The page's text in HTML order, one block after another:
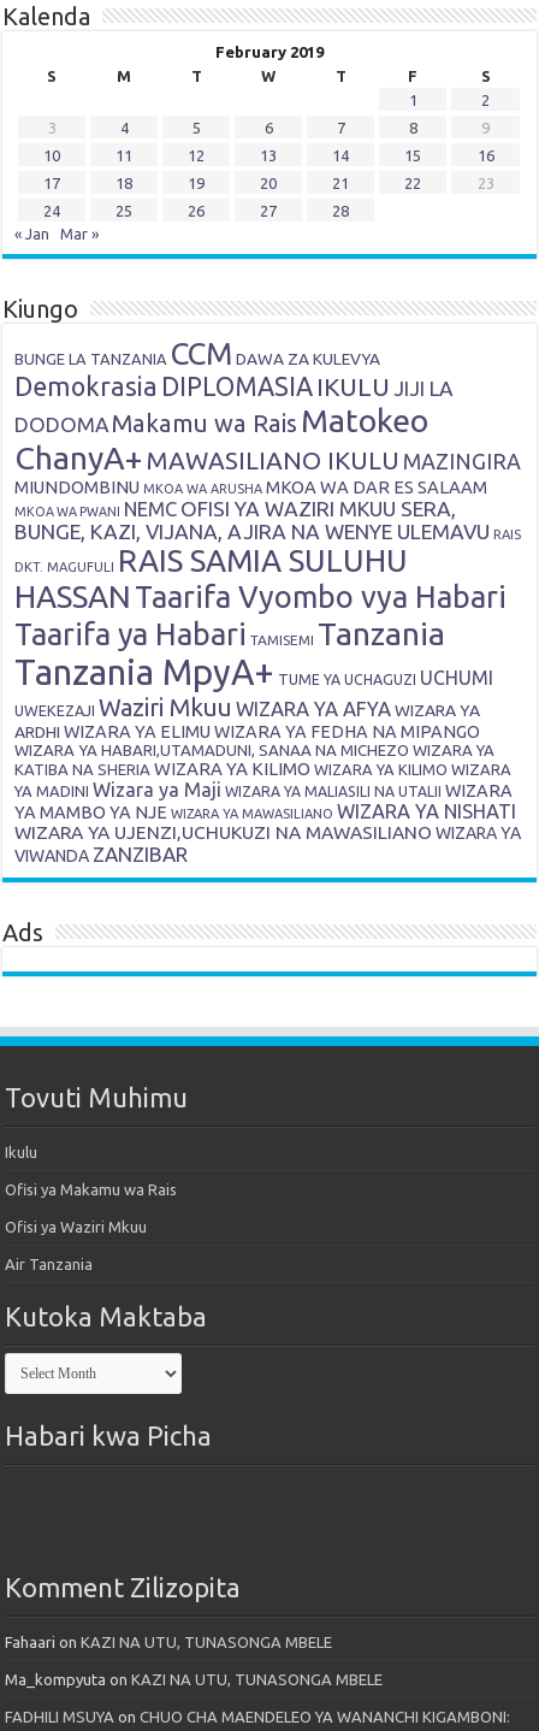
Kalenda
February 2019
S
M T W T F
S
1
2
3
4 5 6 7 8
9
10
11 12 13 14 15
16
17
18 19 20 21 22
23
24
25 26 27
28
« Jan
Mar »
Kiungo
BUNGE LA TANZANIA CCM DAWA ZA KULEVYA
Demokrasia DIPLOMASIA IKULU JIJI LA
DODOMA Makamu wa Rais Matokeo
ChanyA+ MAWASILIANO IKULU MAZINGIRA
MIUNDOMBINU MKOA WA ARUSHA MKOA WA DAR ES SALAAM
MKOA WA PWANI NEMC OFISI YA WAZIRI MKUU SERA,
BUNGE, KAZI, VIJANA, AJIRA NA WENYE ULEMAVU RAIS
DKT. MAGUFULI RAIS SAMIA SULUHU
HASSAN Taarifa Vyombo vya Habari
Taarifa ya Habari TAMISEMI Tanzania
Tanzania MpyA+ TUME YA UCHAGUZI UCHUMI
UWEKEZAJI Waziri Mkuu WIZARA YA AFYA WIZARA YA
ARDHI WIZARA YA ELIMU WIZARA YA FEDHA NA MIPANGO
WIZARA YA HABARI,UTAMADUNI, SANAA NA MICHEZO WIZARA YA
KATIBA NA SHERIA WIZARA YA KILIMO WIZARA YA KILIMO WIZARA
YA MADINI Wizara ya Maji WIZARA YA MALIASILI NA UTALII WIZARA
YA MAMBO YA NJE WIZARA YA MAWASILIANO WIZARA YA NISHATI
WIZARA YA UJENZI,UCHUKUZI NA MAWASILIANO WIZARA YA
VIWANDA ZANZIBAR
Ads
Tovuti Muhimu
Ikulu
Ofisi ya Makamu wa Rais
Ofisi ya Waziri Mkuu
Air Tanzania
Kutoka Maktaba
Kutoka
Maktaba
Habari kwa Picha
Komment Zilizopita
Fahaari onKAZI NA UTU, TUNASONGA MBELE
Ma_kompyuta onKAZI NA UTU, TUNASONGA MBELE
FADHILI MSUYA onCHUO CHA MAENDELEO YA WANANCHI KIGAMBONI: